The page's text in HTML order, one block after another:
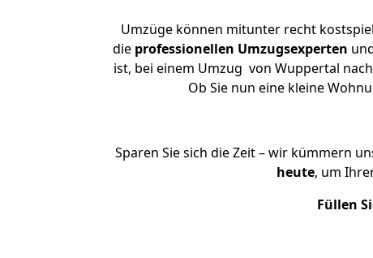
Umzüge können mitunter recht
die professionellen Umzugsexperten
ist, bei einem Umzug von Wuppertal
Ob Sie nun eine kleine
Sparen Sie sich die Zeit – wir kümmern
heute, um
Füllen